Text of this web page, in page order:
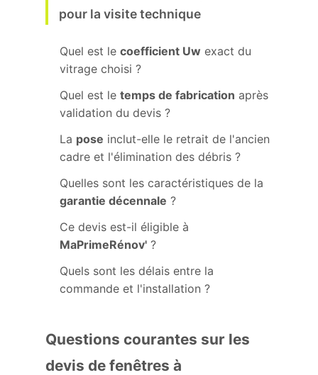
pour la visite technique
Quel est le coefficient Uw exact du
vitrage choisi ?
Quel est le temps de fabrication après
validation du devis ?
La pose inclut-elle le retrait de l'ancien
cadre et l'élimination des débris ?
Quelles sont les caractéristiques de la
garantie décennale ?
Ce devis est-il éligible à
MaPrimeRénov' ?
Quels sont les délais entre la
commande et l'installation ?
Questions courantes sur les
devis de fenêtres à